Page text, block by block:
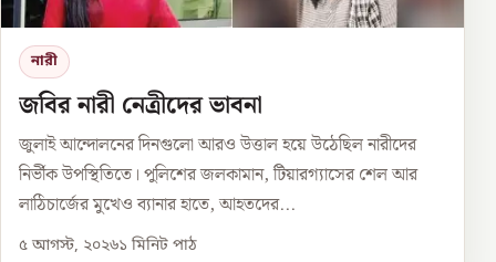
নারী
জবির নারী নেত্রীদের ভাবনা
জুলাই আন্দোলনের দিনগুলো আরও উত্তাল হয়ে উঠেছিল নারীদের
নির্ভীক উপস্থিতিতে। পুলিশের জলকামান, টিয়ারগ্যাসের শেল আর
লাঠিচার্জের মুখেও ব্যানার হাতে, আহতদের...
৫ আগস্ট, ২০২৬১ মিনিট পাঠ